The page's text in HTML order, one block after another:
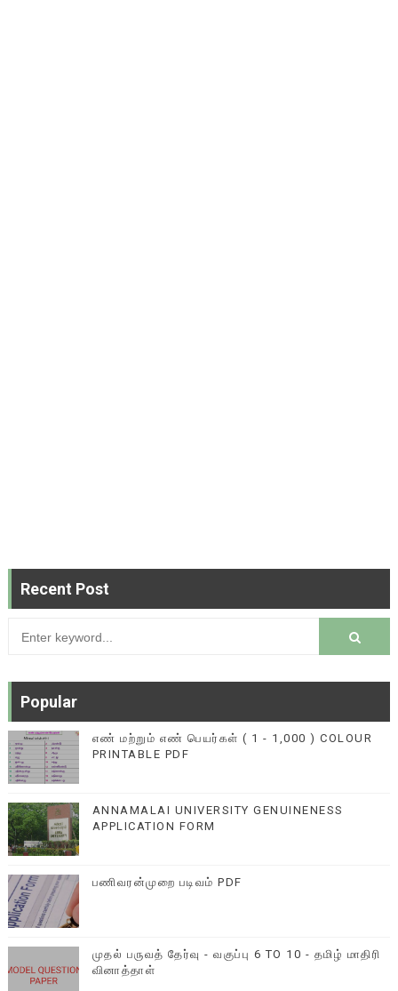
Recent Post
Popular
எண் மற்றும் எண் பெயர்கள் ( 1 - 1,000 ) COLOUR
PRINTABLE PDF
ANNAMALAI UNIVERSITY GENUINENESS
APPLICATION FORM
பணிவரன்முறை படிவம் PDF
முதல் பருவத் தேர்வு - வகுப்பு 6 TO 10 - தமிழ் மாதிரி
வினாத்தாள்